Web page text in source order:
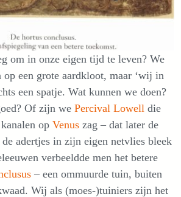
om in onze eigen tijd te leven? We
een grote aardkloot, maar ‘wij in
een spatje. Wat kunnen we doen?
Of zijn we Percival Lowell die
op Venus zag – dat later de
adertjes in zijn eigen netvlies bleek
verbeeldde men het betere
– een ommuurde tuin, buiten
Wij als (moes-)tuiniers zijn het